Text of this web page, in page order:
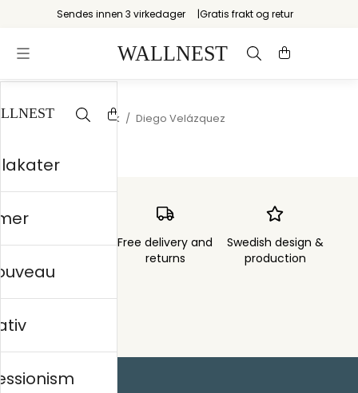
Sendes innen 3 virkedager Gratis frakt og retur
Startsiden Nordisk / Diego Velázquez
Order sent within Free delivery and
returns
Swedish design &
production